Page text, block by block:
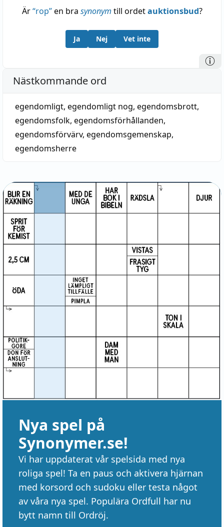
Är“rop”en bra synonym till ordetauktionsbud?
Ja Nej Vet inte
Nästkommande ord
egendomligt, egendomligt nog, egendomsbrott,
egendomsfolk, egendomsförhållanden,
egendomsförvärv, egendomsgemenskap,
egendomsherre
Nya spel på
Synonymer.se!
Vi har uppdaterat vår spelsida med nya
roliga spel! Ta en paus och aktivera hjärnan
med korsord och sudoku eller testa något
av våra nya spel. Populära Ordfull har nu
bytt namn till Ordröj.